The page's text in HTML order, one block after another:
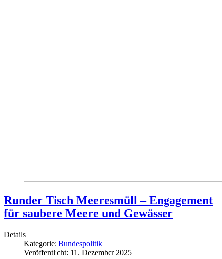
Runder Tisch Meeresmüll – Engagement
für saubere Meere und Gewässer
Details
Kategorie: Bundespolitik
Veröffentlicht: 11. Dezember 2025